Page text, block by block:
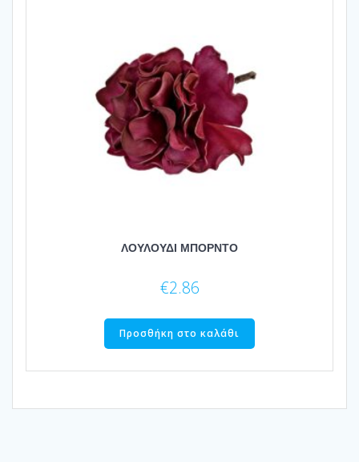
ΛΟΥΛΟΥΔΙ ΜΠΟΡΝΤΟ
€2.86
Προσθήκη στο καλάθι